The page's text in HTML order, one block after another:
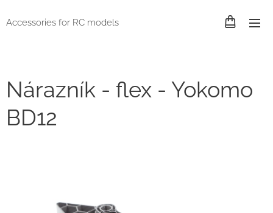
Accessories for RC models
Nárazník - flex - Yokomo
BD12